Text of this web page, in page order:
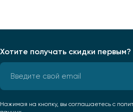
Хотите получать скидки первым?
Нажимая на кнопку, вы соглашаетесь с